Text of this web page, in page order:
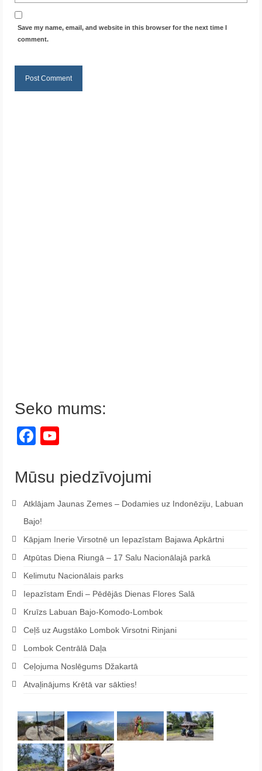
Save my name, email, and website in this browser for the next time I
comment.
Seko mums:
Facebook
Mūsu piedzīvojumi
Atklājam Jaunas Zemes – Dodamies uz Indonēziju, Labuan
Bajo!
Kāpjam Inerie Virsotnē un Iepazīstam Bajawa Apkārtni
Atpūtas Diena Riungā – 17 Salu Nacionālajā parkā
Kelimutu Nacionālais parks
Iepazīstam Endi – Pēdējās Dienas Flores Salā
Kruīzs Labuan Bajo-Komodo-Lombok
Ceļš uz Augstāko Lombok Virsotni Rinjani
Lombok Centrālā Daļa
Ceļojuma Noslēgums Džakartā
Atvaļinājums Krētā var sākties!